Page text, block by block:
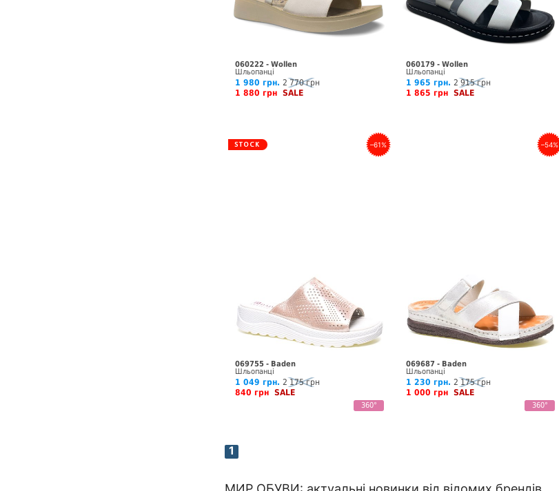
060222 - Wollen
Шльопанці
1 980 грн. 2 770 грн
1 880 грн SALE
060179 - Wollen
Шльопанці
1 965 грн. 2 915 грн
1 865 грн SALE
–61%
069755 - Baden
Шльопанці
1 049 грн. 2 175 грн
840 грн SALE
360°
–54%
069687 - Baden
Шльопанці
1 230 грн. 2 175 грн
1 000 грн SALE
360°
1